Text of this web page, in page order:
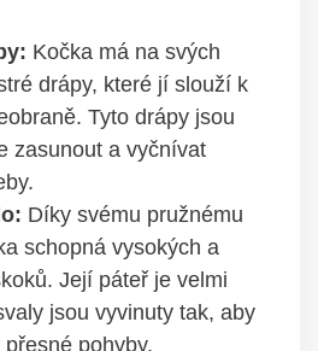
Kočka má na svých
drápy, které jí slouží k
Tyto drápy jsou
zasunout a vyčnívat
Díky svému pružnému
schopná vysokých a
Její páteř je velmi
jsou vyvinuty tak, aby
pohyby.